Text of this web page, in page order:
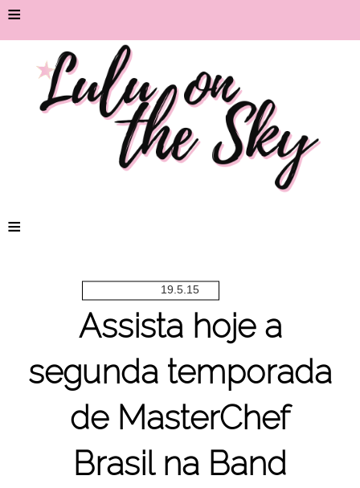
≡
≡
19.5.15
Assista hoje a
segunda temporada
de MasterChef
Brasil na Band